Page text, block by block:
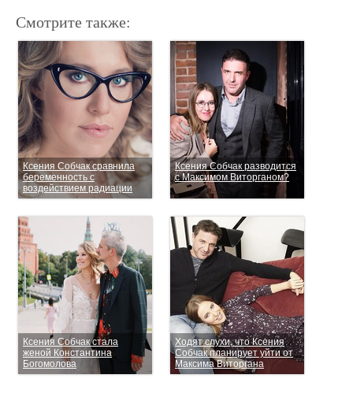
Смотрите также:
Ксения Собчак сравнила
беременность с
воздействием радиации
Ксения Собчак разводится
с Максимом Виторганом?
Ксения Собчак стала
женой Константина
Богомолова
Ходят слухи, что Ксения
Собчак планирует уйти от
Максима Виторгана